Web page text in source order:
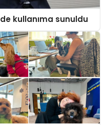
kullanıma sunuldu